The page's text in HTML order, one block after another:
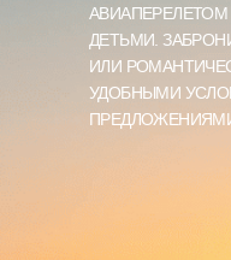
АВИАПЕРЕЛЕТОМ
ДЕТЬМИ.
ИЛИ
УДОБНЫМИ